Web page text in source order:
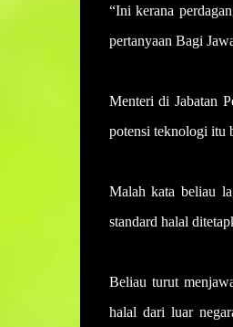
“Ini kerana
pertanyaan Bagi
Menteri di Jabatan
potensi teknologi itu
Malah kata beliau
standard halal
Beliau turut
halal dari luar